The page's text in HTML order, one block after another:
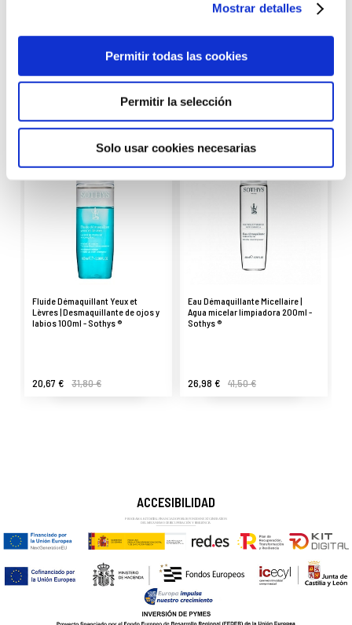
Mostrar detalles
Permitir todas las cookies
Permitir la selección
Solo usar cookies necesarias
Productos con
características similares
-35%
Fluide Démaquillant Yeux et
Lèvres | Desmaquillante de ojos y
labios 100ml - Sothys ®
20,67 € 31,80 €
Eau Démaquillante Micellaire |
Agua micelar limpiadora 200ml -
Sothys ®
26,98 € 41,50 €
ACCESIBILIDAD